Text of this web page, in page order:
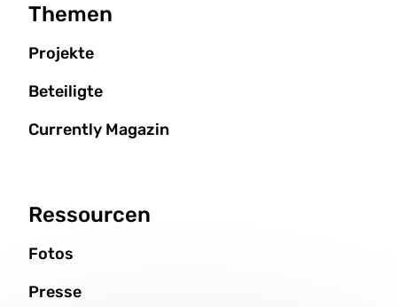
Themen
Projekte
Beteiligte
Currently Magazin
Ressourcen
Fotos
Presse